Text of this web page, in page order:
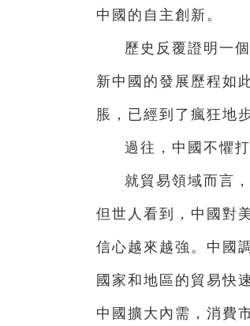
中國的自主創新。
歷史反覆證明一
新中國的發展歷程如
脹，已經到了瘋狂地步
過往，中國不懼
就貿易領域而言
但世人看到，中國對
信心越來越強。中國
國家和地區的貿易快
中國擴大內需，消費